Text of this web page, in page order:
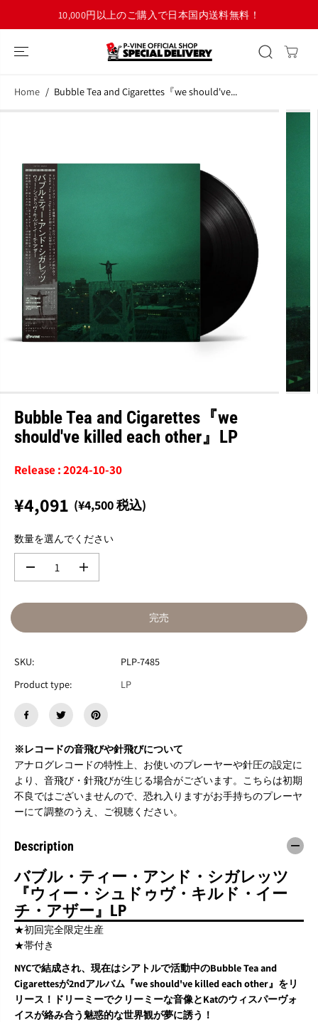
コンテンツにス
キップ10,000円以上のご購入で日本国内送料無料！
Home Bubble Tea and Cigarettes『we should've...
Bubble Tea and Cigarettes『we
should've killed each other』LP
Release : 2024-10-30
通
価
格
¥4,091 (¥4,500 税込)
完
数量を選んでください
u
b
b
l
T
a
a
n
d
C
i
a
e
t
t
e
s
『
w
s
h
o
u
数
e
e
a
a
n
d
C
e
t
t
e
s
『
s
h
o
u
完売
SKU:
PLP-7485
Product type:
LP
※レコードの音飛びや針飛びについて
アナログレコードの特性上、お使いのプレーヤーや針圧の設定に
より、音飛び・針飛びが生じる場合がございます。こちらは初期
不良ではございませんので、恐れ入りますがお手持ちのプレーヤ
ーにて調整のうえ、ご視聴ください。
Description
バブル・ティー・アンド・シガレッツ
『ウィー・シュドゥヴ・キルド・イー
チ・アザー』LP
★初回完全限定生産
★帯付き
NYCで結成され、現在はシアトルで活動中のBubble Tea and
Cigarettesが2ndアルバム『we should've killed each other』をリ
リース！ドリーミーでクリーミーな音像とKatのウィスパーヴォ
イスが絡み合う魅惑的な世界観が夢に誘う！